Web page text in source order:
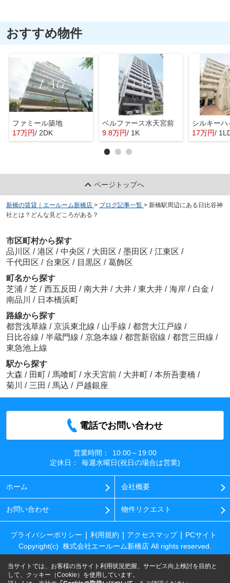
おすすめ物件
ファミール築地
17万円/ 2DK
ベルファース水天宮前
9.8万円/ 1K 17万円/
ページトップへ
新橋の賃貸｜エールーム新橋店 > ブログ記事一覧 > 新橋駅周辺にある日比谷神
社とは？どんな見どころがある？
市区町村から探す
品川区 / 港区 / 中央区 / 大田区 / 墨田区 / 江東区 /
千代田区 / 台東区 / 目黒区 / 葛飾区
町名から探す
芝浦 / 芝 / 西五反田 / 南大井 / 大井 / 東大井 / 海岸 / 白金 /
南品川 / 日本橋浜町
路線から探す
都営浅草線 / 京浜東北線 / 山手線 / 都営大江戸線 /
日比谷線 / 半蔵門線 / 京急本線 / 都営新宿線 / 都営三田線 /
東急池上線
駅から探す
大森 / 田町 / 馬喰町 / 水天宮前 / 大井町 / 本所吾妻橋 /
菊川
/ 三田 / 馬込 / 戸越銀座
電話でお問い合わせ
営業時間：
10:00～19:00
定休日：
毎週水曜日(祝日の場合は営業)
ホーム 会社概要
お問い合わせ 物件リクエスト
プライバシーポリシー 利用規約 アクセスマップ
PCサイト
Copyright(c) 株式会社エールーム新橋店 All rights reserved.
当サイトでは、お客様の当サイト利用状況把握、サービス向上検討を目的と
して、クッキー（Cookie）を使用しています。